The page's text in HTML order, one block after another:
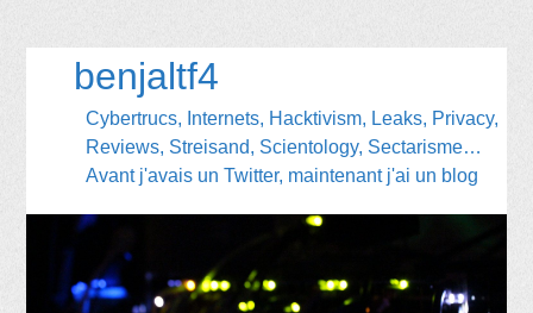
benjaltf4
Cybertrucs, Internets, Hacktivism, Leaks, Privacy,
Reviews, Streisand, Scientology, Sectarisme…
Avant j'avais un Twitter, maintenant j'ai un blog